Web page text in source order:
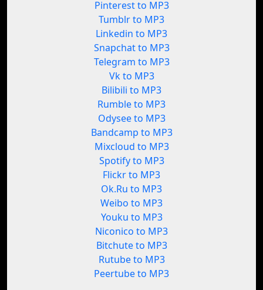
Pinterest to MP3
Tumblr to MP3
Linkedin to MP3
Snapchat to MP3
Telegram to MP3
Vk to MP3
Bilibili to MP3
Rumble to MP3
Odysee to MP3
Bandcamp to MP3
Mixcloud to MP3
Spotify to MP3
Flickr to MP3
Ok.Ru to MP3
Weibo to MP3
Youku to MP3
Niconico to MP3
Bitchute to MP3
Rutube to MP3
Peertube to MP3